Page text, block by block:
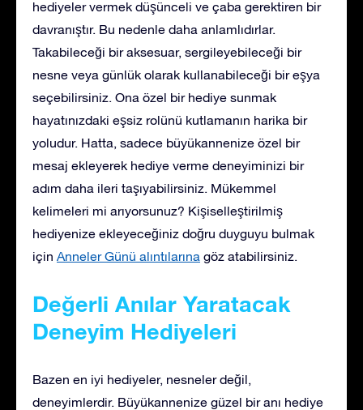
hediyeler vermek düşünceli ve çaba gerektiren bir
davranıştır. Bu nedenle daha anlamlıdırlar.
Takabileceği bir aksesuar, sergileyebileceği bir
nesne veya günlük olarak kullanabileceği bir eşya
seçebilirsiniz. Ona özel bir hediye sunmak
hayatınızdaki eşsiz rolünü kutlamanın harika bir
yoludur. Hatta, sadece büyükannenize özel bir
mesaj ekleyerek hediye verme deneyiminizi bir
adım daha ileri taşıyabilirsiniz. Mükemmel
kelimeleri mi arıyorsunuz? Kişiselleştirilmiş
hediyenize ekleyeceğiniz doğru duyguyu bulmak
için Anneler Günü alıntılarına göz atabilirsiniz.
Değerli Anılar Yaratacak
Deneyim Hediyeleri
Bazen en iyi hediyeler, nesneler değil,
deneyimlerdir. Büyükannenize güzel bir anı hediye